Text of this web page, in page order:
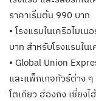
ราคาเริ่มต้น 990 บาท
• โรงแรมในเครือไม
บาท สำหรับโรงแรมใน
• Global Union
และแพ็กเกจทัวร์ต่าง
โตเกียว ฮ่องกง เซี่ยงไ